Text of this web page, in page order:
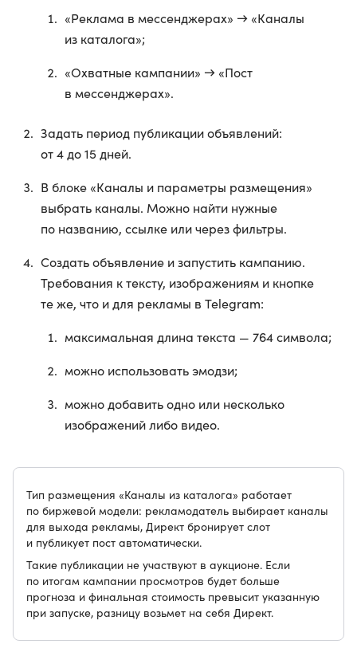
«Реклама в мессенджерах» → «Каналы
из каталога»;
«Охватные кампании» → «Пост
в мессенджерах».
Задать период публикации объявлений:
от 4 до 15 дней.
В блоке «Каналы и параметры размещения»
выбрать каналы. Можно найти нужные
по названию, ссылке или через фильтры.
Создать объявление и запустить кампанию.
Требования к тексту, изображениям и кнопке
те же, что и для рекламы в Telegram:
максимальная длина текста — 764 символа;
можно использовать эмодзи;
можно добавить одно или несколько
изображений либо видео.
Тип размещения «Каналы из каталога» работает
по биржевой модели: рекламодатель выбирает каналы
для выхода рекламы, Директ бронирует слот
и публикует пост автоматически.
Такие публикации не участвуют в аукционе. Если
по итогам кампании просмотров будет больше
прогноза и финальная стоимость превысит указанную
при запуске, разницу возьмет на себя Директ.